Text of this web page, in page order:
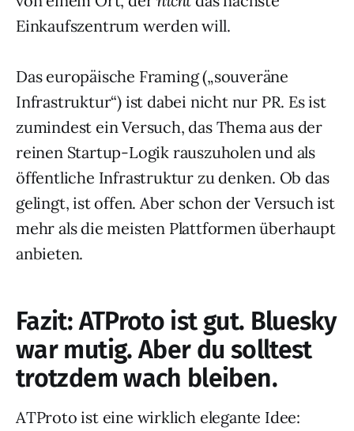
Einkaufszentrum werden will.
Das europäische Framing („souveräne
Infrastruktur“) ist dabei nicht nur PR. Es ist
zumindest ein Versuch, das Thema aus der
reinen Startup-Logik rauszuholen und als
öffentliche Infrastruktur zu denken. Ob das
gelingt, ist offen. Aber schon der Versuch ist
mehr als die meisten Plattformen überhaupt
anbieten.
Fazit: ATProto ist gut. Bluesky
war mutig. Aber du solltest
trotzdem wach bleiben.
ATProto ist eine wirklich elegante Idee: